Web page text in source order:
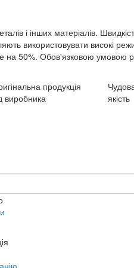
і інших матеріалів.
використовувати високі
на 50%. Обов'язковою умовою
продукція
виробника
якість